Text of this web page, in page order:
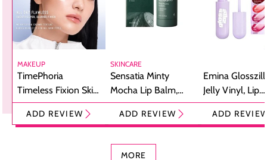
MAKEUP
TimePhoria
Timeless Fixion Skin
Tint Stick,
Foundation dan
ADD REVIEW
SKINCARE
Sensatia Minty
Mocha Lip Balm,
Pelembap Bibir
dengan Aroma
ADD REVIEW
Emina
Jelly Vinyl, Lip
Cream Glossy
Ringan
ADD
MORE